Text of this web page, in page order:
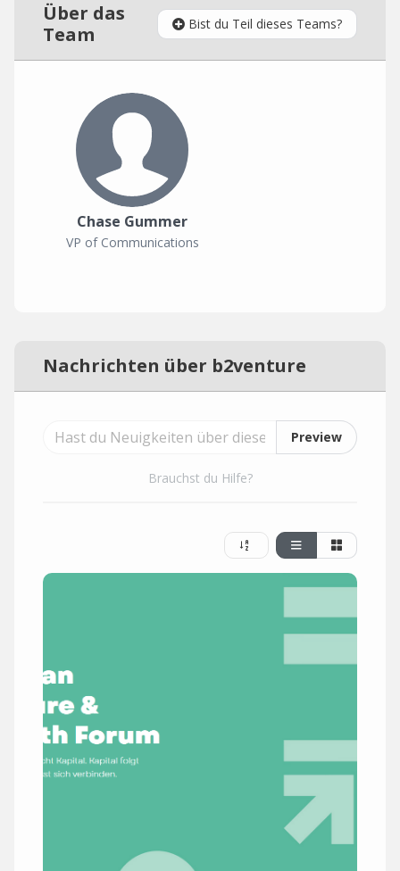
Über das
Team
Bist du Teil dieses Teams?
Chase Gummer
VP of Communications
Nachrichten über b2venture
Preview
Brauchst du Hilfe?